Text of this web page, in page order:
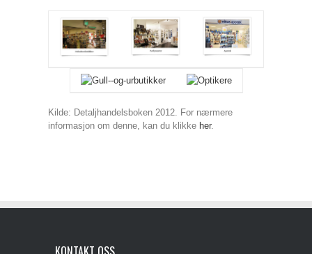
Kilde: Detaljhandelsboken 2012. For nærmere
informasjon om denne, kan du klikke her.